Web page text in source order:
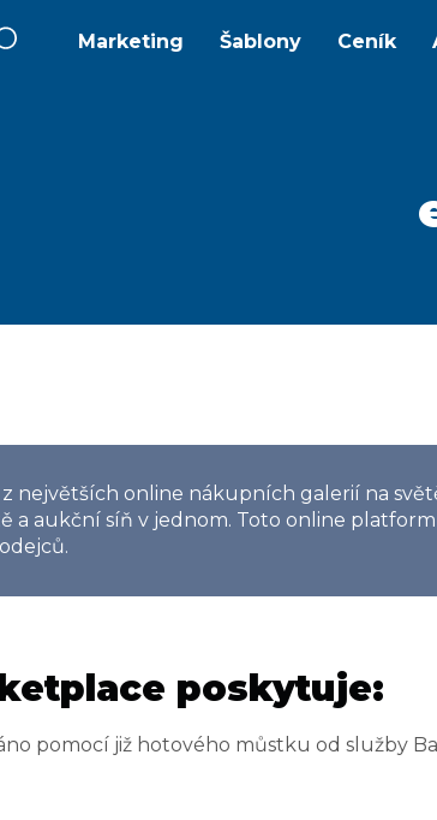
Marketing Šablony Ceník
z největších online nákupních galerií na
a aukční síň v jednom. Toto online
poskytuje:
pomocí již hotového můstku od služby